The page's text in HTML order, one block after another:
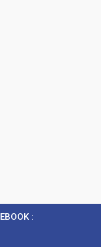
: